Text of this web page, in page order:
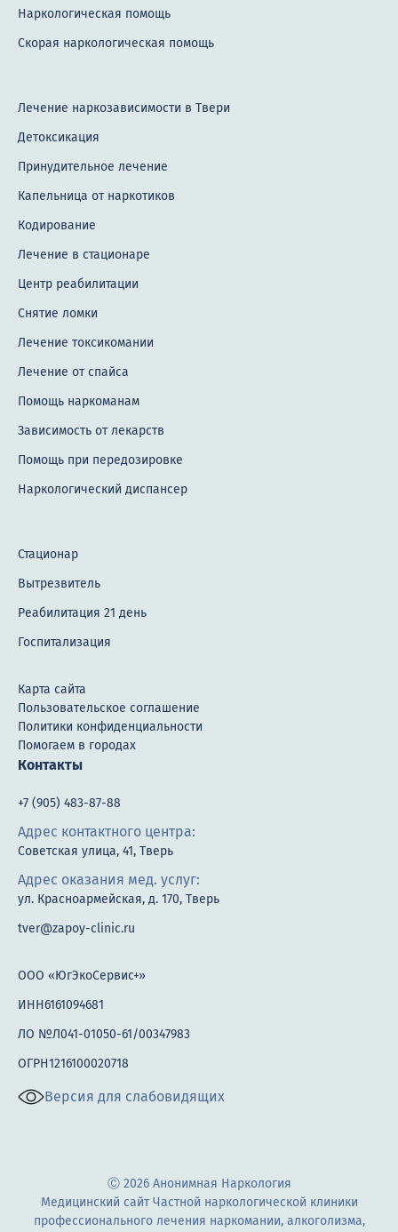
Карта сайта
Пользовательское соглашение
Политики конфиденциальности
Помогаем в городах
Контакты
+7 (905) 483-87-88
Адрес контактного центра:
Советская улица, 41, Тверь
Адрес оказания мед. услуг:
ул. Красноармейская, д. 170, Тверь
tver@zapoy-clinic.ru
ООО «ЮгЭкоСервис+»
ИНН6161094681
ЛО №Л041-01050-61/00347983
ОГРН1216100020718
Версия для слабовидящих
Наркологическая помощь
Скорая наркологическая помощь
Лечение наркозависимости в Твери
Детоксикация
Принудительное лечение
Капельница от наркотиков
Кодирование
Лечение в стационаре
Центр реабилитации
Снятие ломки
Лечение токсикомании
Лечение от спайса
Помощь наркоманам
Зависимость от лекарств
Помощь при передозировке
Наркологический диспансер
Стационар
Вытрезвитель
Реабилитация 21 день
Госпитализация
Ⓒ 2026 Анонимная Наркология
Медицинский сайт Частной наркологической клиники
профессионального лечения наркомании, алкоголизма,